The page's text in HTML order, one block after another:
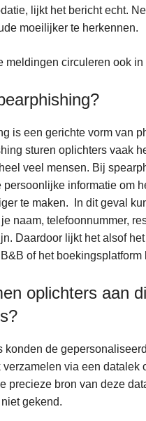
lijkt het bericht echt.
moeilijker te herkennen.
meldingen circuleren ook
is een gerichte vorm van
sturen oplichters vaak
veel mensen. Bij
persoonlijke informatie om
te maken. In dit geval
naam, telefoonnummer,
Daardoor lijkt het alsof
of het boekingsplatform
oplichters aan
konden de
via een datalek
precieze bron van deze
gekend.